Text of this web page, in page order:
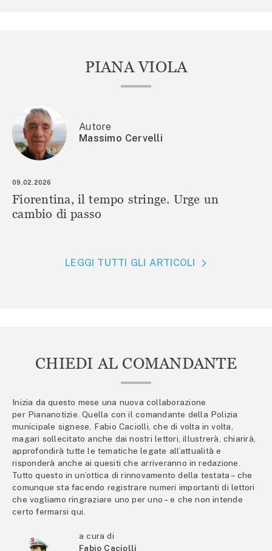
PIANA VIOLA
Autore
Massimo Cervelli
09.02.2026
Fiorentina, il tempo stringe. Urge un
cambio di passo
LEGGI TUTTI GLI ARTICOLI
CHIEDI AL COMANDANTE
Inizia da questo mese una nuova collaborazione
per Piananotizie. Quella con il comandante della Polizia
municipale signese, Fabio Caciolli, che di volta in volta,
magari sollecitato anche dai nostri lettori, illustrerà, chiarirà,
approfondirà tutte le tematiche legate all’attualità e
risponderà anche ai quesiti che arriveranno in redazione.
Tutto questo in un’ottica di rinnovamento della testata – che
comunque sta facendo registrare numeri importanti di lettori
che vogliamo ringraziare uno per uno – e che non intende
certo fermarsi qui.
a cura di
Fabio Caciolli